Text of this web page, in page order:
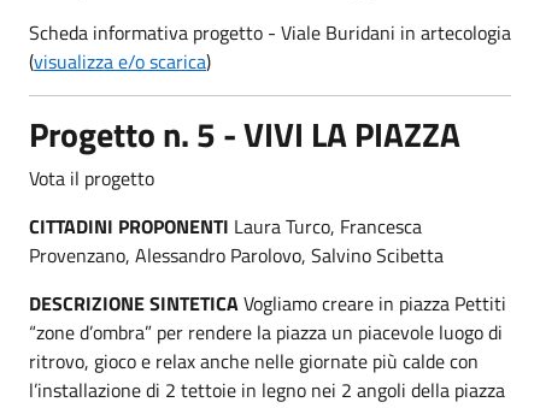
Scheda informativa progetto - Viale Buridani in artecologia
(visualizza e/o scarica)
Progetto n. 5 - VIVI LA PIAZZA
Vota il progetto
CITTADINI PROPONENTI Laura Turco, Francesca
Provenzano, Alessandro Parolovo, Salvino Scibetta
DESCRIZIONE SINTETICAVogliamo creare in piazza Pettiti
“zone d’ombra” per rendere la piazza un piacevole luogo di
ritrovo, gioco e relax anche nelle giornate più calde con
l’installazione di 2 tettoie in legno nei 2 angoli della piazza